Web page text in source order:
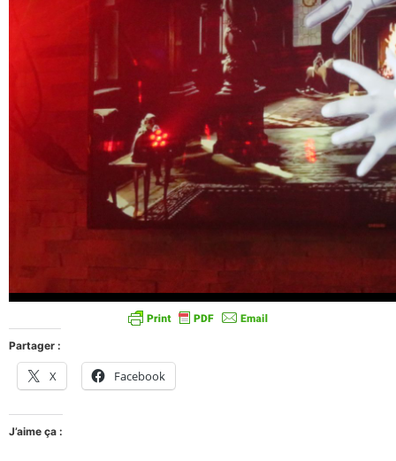
Partager :
X Facebook
J’aime ça :